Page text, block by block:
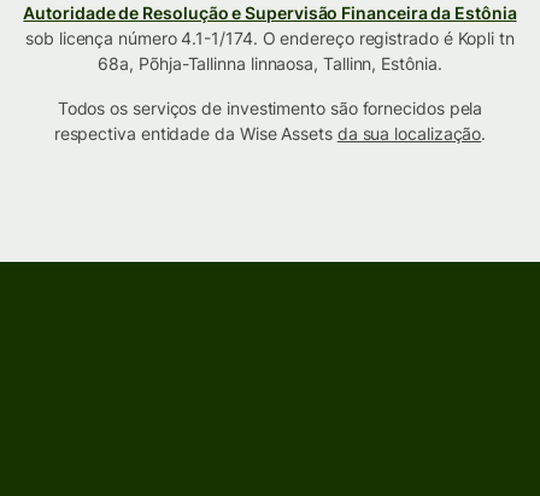
Autoridade de Resolução e Supervisão Financeira da Estônia
sob licença número 4.1-1/174. O endereço registrado é Kopli tn
68a, Põhja-Tallinna linnaosa, Tallinn, Estônia.
Todos os serviços de investimento são fornecidos pela
respectiva entidade da Wise Assets da sua localização.